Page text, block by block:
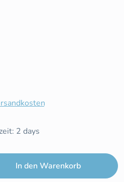
2 days
den gewünschten
In den Warenkorb